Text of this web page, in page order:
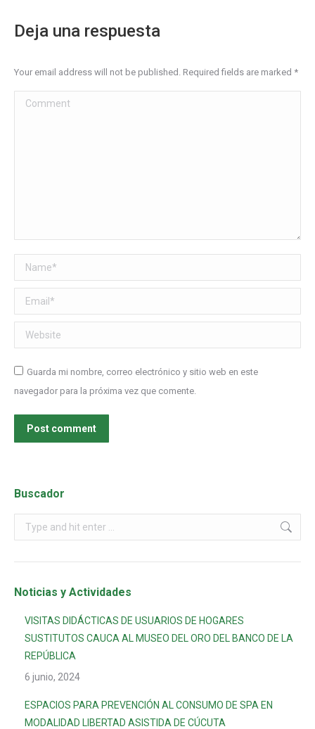
Deja una respuesta
Your email address will not be published. Required fields are marked *
Comment
Name *
Email *
Website
Guarda mi nombre, correo electrónico y sitio web en este
navegador para la próxima vez que comente.
Post comment
Buscador
Noticias y Actividades
VISITAS DIDÁCTICAS DE USUARIOS DE HOGARES
SUSTITUTOS CAUCA AL MUSEO DEL ORO DEL BANCO DE LA
REPÚBLICA
6 junio, 2024
ESPACIOS PARA PREVENCIÓN AL CONSUMO DE SPA EN
MODALIDAD LIBERTAD ASISTIDA DE CÚCUTA